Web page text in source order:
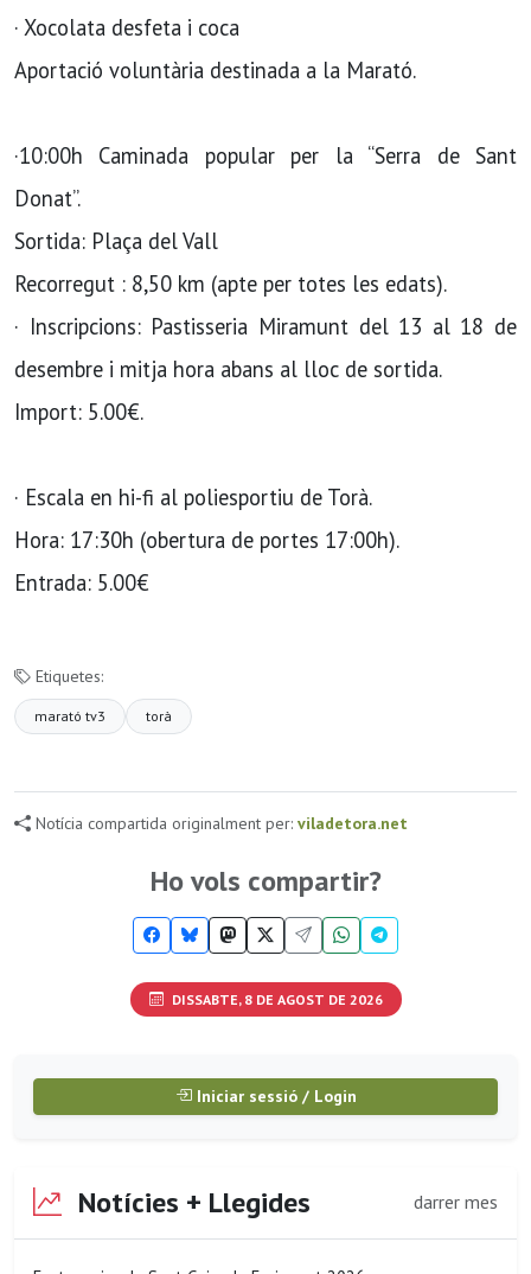
· Xocolata desfeta i coca
Aportació voluntària destinada a la Marató.
·10:00h Caminada popular per la “Serra de Sant
Donat”.
Sortida: Plaça del Vall
Recorregut : 8,50 km (apte per totes les edats).
· Inscripcions: Pastisseria Miramunt del 13 al 18 de
desembre i mitja hora abans al lloc de sortida.
Import: 5.00€.
· Escala en hi-fi al poliesportiu de Torà.
Hora: 17:30h (obertura de portes 17:00h).
Entrada: 5.00€
Etiquetes:
marató tv3 torà
Notícia compartida originalment per: viladetora.net
Ho vols compartir?
DISSABTE, 8 DE AGOST DE 2026
Iniciar sessió / Login
Notícies + Llegides darrer mes